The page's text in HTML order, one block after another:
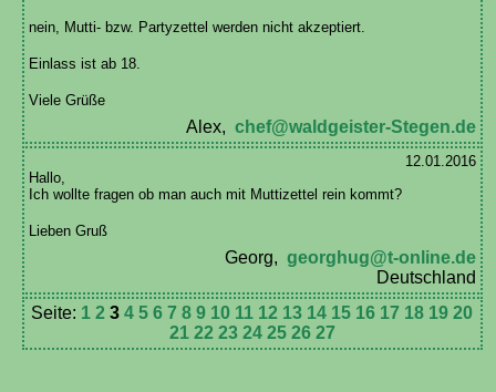
nein, Mutti- bzw. Partyzettel werden nicht akzeptiert.
Einlass ist ab 18.
Viele Grüße
Alex, chef@waldgeister-Stegen.de
12.01.2016
Hallo,
Ich wollte fragen ob man auch mit Muttizettel rein kommt?
Lieben Gruß
Georg, georghug@t-online.de
Deutschland
Seite: 1 2 3 4 5 6 7 8 9 10 11 12 13 14 15 16 17 18 19 20
21 22 23 24 25 26 27